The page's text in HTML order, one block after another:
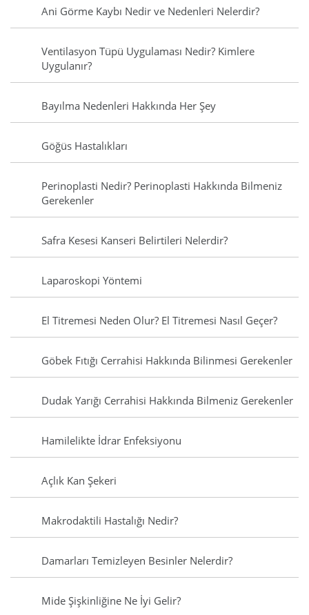
Ani Görme Kaybı Nedir ve Nedenleri Nelerdir?
Ventilasyon Tüpü Uygulaması Nedir? Kimlere
Uygulanır?
Bayılma Nedenleri Hakkında Her Şey
Göğüs Hastalıkları
Perinoplasti Nedir? Perinoplasti Hakkında Bilmeniz
Gerekenler
Safra Kesesi Kanseri Belirtileri Nelerdir?
Laparoskopi Yöntemi
El Titremesi Neden Olur? El Titremesi Nasıl Geçer?
Göbek Fıtığı Cerrahisi Hakkında Bilinmesi Gerekenler
Dudak Yarığı Cerrahisi Hakkında Bilmeniz Gerekenler
Hamilelikte İdrar Enfeksiyonu
Açlık Kan Şekeri
Makrodaktili Hastalığı Nedir?
Damarları Temizleyen Besinler Nelerdir?
Mide Şişkinliğine Ne İyi Gelir?